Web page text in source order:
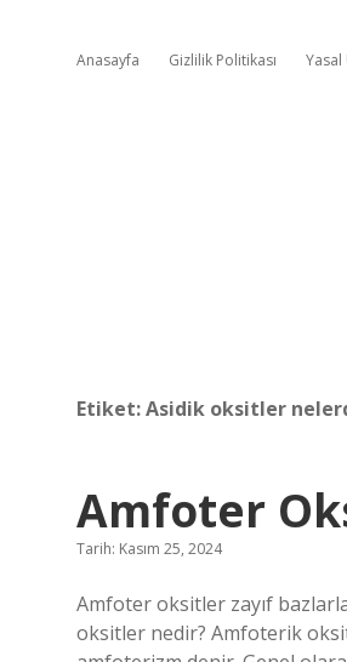
Anasayfa Gizlilik Politikası Yasal
Etiket:Asidik oksitler
Amfoter
Tarih: Kasım 25, 2024
Amfoter oksitler zayıf
oksitler nedir? Amfoterik